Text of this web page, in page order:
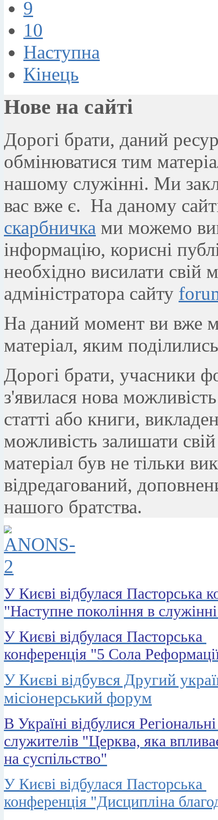
9
10
Наступна
Кінець
Нове на сайтi
Дорогі брати, даний
обмінюватися тим
нашому служінні. Ми
вас вже є. На даному
скарбничка ми можемо
інформацію, корисні
необхідно висилати свій
адміністратора сайту
На даний момент ви вже
матеріал, яким
Дорогі брати, учасники
з'явилася нова
статті або книги,
можливість залишати
матеріал був не тільки
відредагований,
нашого братства.
У Києві відбулася Пасторська
"Наступне покоління в
У Києві відбулася Пасторська
конференція "5 Сола
У Києві відбувся Другий
місіонерський форум
В Україні відбулися
служителів "Церква, яка
на суспільство"
У Києві відбулася Пасторська
конференція "Дисципліна